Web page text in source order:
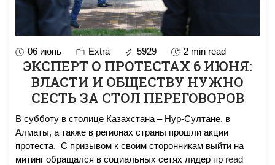
06 июнь Extra 5929 2 min read
ЭКСПЕРТ О ПРОТЕСТАХ 6 ИЮНЯ:
ВЛАСТИ И ОБЩЕСТВУ НУЖНО
СЕСТЬ ЗА СТОЛ ПЕРЕГОВОРОВ
В субботу в столице Казахстана – Нур-Султане, в
Алматы, а также в регионах страны прошли акции
протеста. С призывом к своим сторонникам выйти на
митинг обращался в социальных сетях лидер пр read